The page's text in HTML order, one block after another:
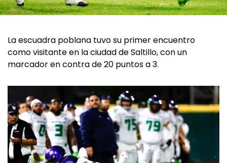
La escuadra poblana tuvo su primer encuentro
como visitante en la ciudad de Saltillo, con un
marcador en contra de 20 puntos a 3.